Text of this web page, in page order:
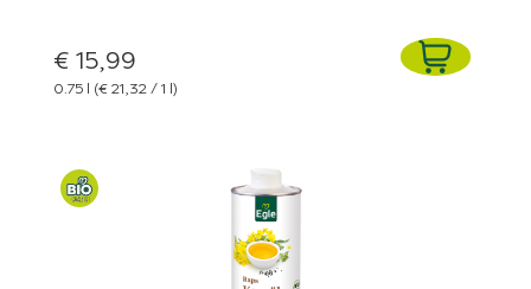
€ 15,99
0.75 l (€ 21,32 / 1 l)